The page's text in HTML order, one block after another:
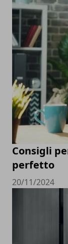
Consigli
perfetto
20/11/2024